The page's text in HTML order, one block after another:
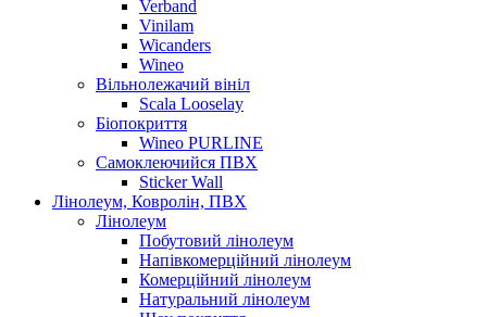
Verband
Vinilam
Wicanders
Wineo
Вільнолежачий вініл
Scala Looselay
Біопокриття
Wineo PURLINE
Самоклеючийся ПВХ
Sticker Wall
Лінолеум, Ковролін, ПВХ
Лінолеум
Побутовий лінолеум
Напівкомерційний лінолеум
Комерційний лінолеум
Натуральний лінолеум